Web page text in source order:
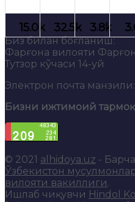
Биз билан боғланиш:
Фарғона вилояти
Тутзор кўчаси 14-уй
Электрон почта
Бизни ижтимоий
© 2021 alhidoya.uz - Барча
Ўзбекистон
вилояти вакиллиги.
Ишлаб чиқувчи Hindol